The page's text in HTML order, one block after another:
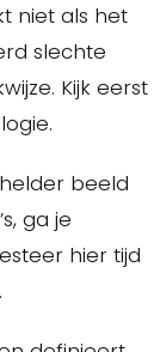
niet als het
slechte
Kijk eerst
beeld
ga je
hier tijd